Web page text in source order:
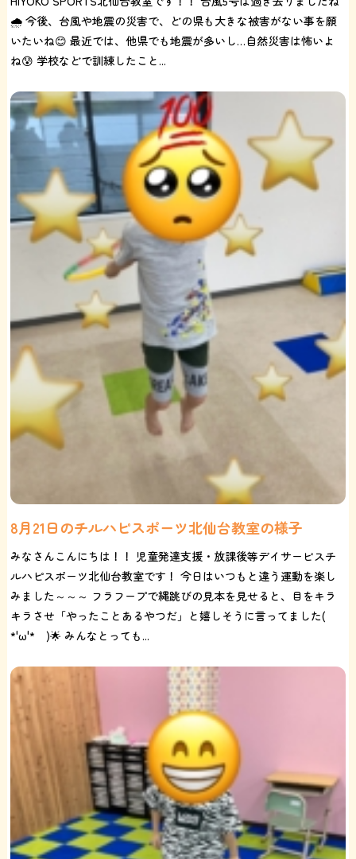
🌧️ 今後、台風や地震の災害で、どの県も大きな被害がない事を願
いたいね😊 最近では、他県でも地震が多いし…自然災害は怖いよ
ね😰 学校などで訓練したこと...
8月21日のチルハピスポーツ北仙台教室の様子
みなさんこんにちは！！ 児童発達支援・放課後等デイサービスチ
ルハピスポーツ北仙台教室です！ 今日はいつもと違う運動を楽し
みました～～～ フラフープで縄跳びの見本を見せると、目をキラ
キラさせ「やったことあるやつだ」と嬉しそうに言ってました(
*'ω'* )🌟 みんなとっても...